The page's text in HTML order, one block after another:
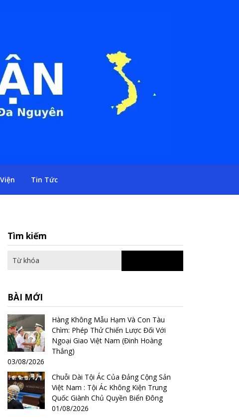
Tin Tức
Tìm kiếm
for:
BÀI MỚI
Hàng Không Mẫu Hạm Và Con Tàu
Chìm: Phép Thử Chiến Lược Đối Với
Ngoại Giao Việt Nam (Đinh Hoàng
Thắng)
03/08/2026
Chuỗi Dài Tội Ác Của Đảng Cộng Sản
Việt Nam : Tội Ác Không Kiện Trung
Quốc Giành Chủ Quyền Biển Đông
01/08/2026